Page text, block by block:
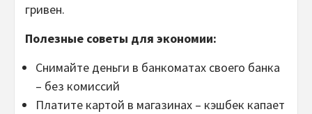
гривен.
Полезные советы для экономии:
Снимайте деньги в банкоматах своего банка
– без комиссий
Платите картой в магазинах – кэшбек капает